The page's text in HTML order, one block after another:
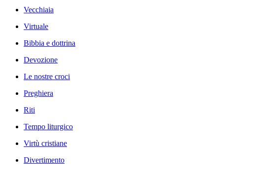
Vecchiaia
Virtuale
Bibbia e dottrina
Devozione
Le nostre croci
Preghiera
Riti
Tempo liturgico
Virtù cristiane
Divertimento